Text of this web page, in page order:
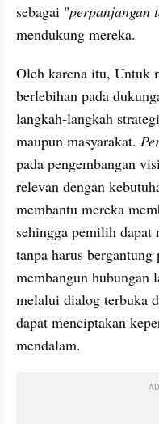
sebagai "perpanjangan
mendukung mereka.
Oleh karena itu, Untuk
berlebihan pada
langkah-langkah
maupun masyarakat.
pada pengembangan
relevan dengan
membantu mereka
sehingga pemilih dapat
tanpa harus
membangun hubungan
melalui dialog terbuka
dapat menciptakan
mendalam.